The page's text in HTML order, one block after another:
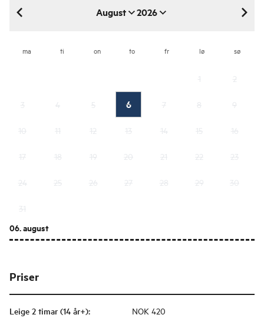
August 2026
august 2026
ma ti on to fr lø sø
6
06. august
Priser
Leige 2 timar (14 år+): NOK 420